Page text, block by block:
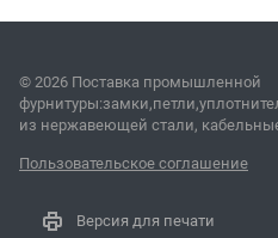
© 2026 Поставка промышленной
из нержавеющей стали,
Пользовательское соглашение
Версия для печати